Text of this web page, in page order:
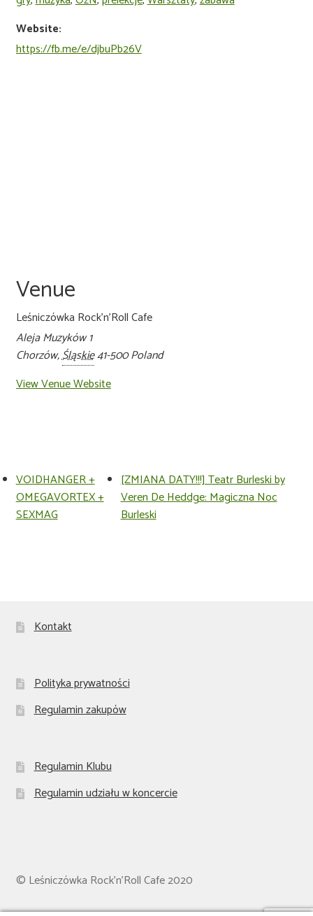
Website:
https://fb.me/e/djbuPb26V
Venue
Leśniczówka Rock’n’Roll Cafe
Aleja Muzyków 1
Chorzów,Śląskie41-500Poland
View Venue Website
VOIDHANGER +
OMEGAVORTEX +
SEXMAG
[ZMIANA DATY!!!] Teatr Burleski by
Veren De Heddge: Magiczna Noc
Burleski
Kontakt
Polityka prywatności
Regulamin zakupów
Regulamin Klubu
Regulamin udziału w koncercie
© Leśniczówka Rock'n'Roll Cafe 2020